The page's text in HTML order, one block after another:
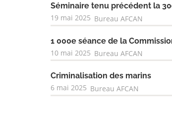
Séminaire tenu précédent la
19 mai 2025 Bureau AFCAN
1 000e séance de la
10 mai 2025 Bureau AFCAN
Criminalisation des marins
6 mai 2025 Bureau AFCAN